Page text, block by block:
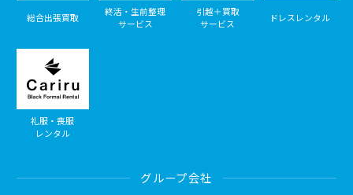
総合出張買取
終活・生前整理
サービス
引越＋買取
サービス
ドレスレンタル
礼服・喪服
レンタル
グループ会社